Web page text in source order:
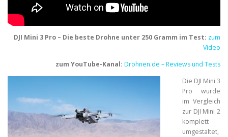
DJI Mini 3 Pro – Die beste Drohne unter 250 Gramm im Test: zum
Video
zum YouTube-Kanal: Drohnen.de – Reviews und Tests
Die DJI Mini 3
Pro wurde
im Vergleich
zur DJI Mini 2
komplett
umgestaltet,